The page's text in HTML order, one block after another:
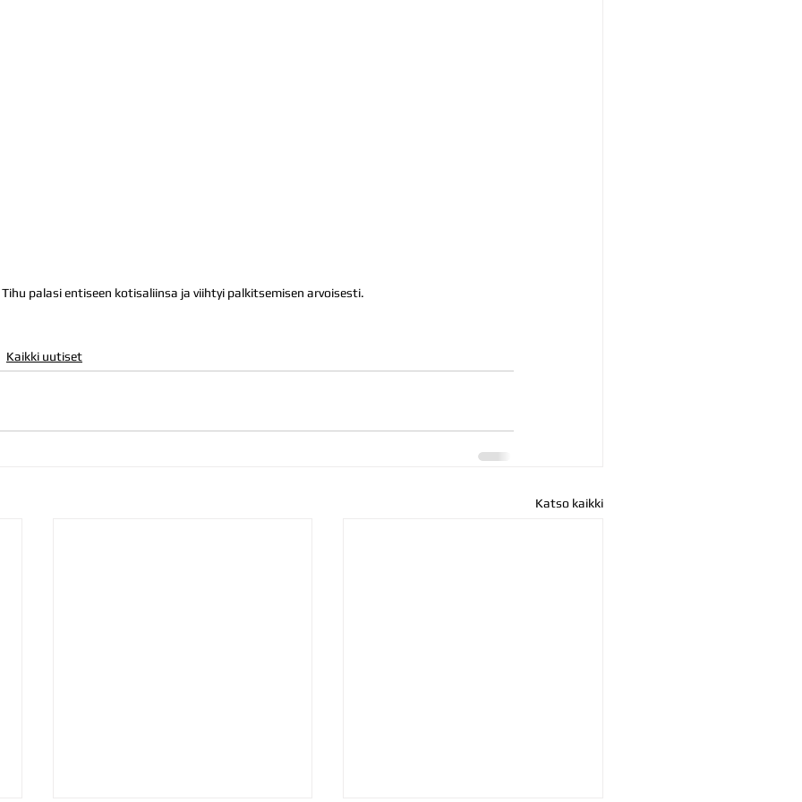
Tihu palasi entiseen kotisaliinsa ja viihtyi palkitsemisen arvoisesti.
Kaikki uutiset
Katso kaikki